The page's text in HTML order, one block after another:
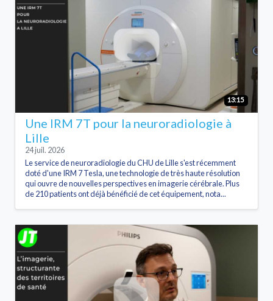
13:15
Une IRM 7T pour la neuroradiologie à
Lille
24 juil. 2026
Le service de neuroradiologie du CHU de Lille s'est récemment
doté d'une IRM 7 Tesla, une technologie de très haute résolution
qui ouvre de nouvelles perspectives en imagerie cérébrale. Plus
de 210 patients ont déjà bénéficié de cet équipement, nota...